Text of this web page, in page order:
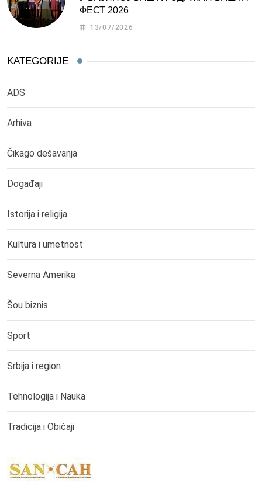
ФЕСТ 2026
13/07/2026
KATEGORIJE
ADS
Arhiva
Čikago dešavanja
Događaji
Istorija i religija
Kultura i umetnost
Severna Amerika
Šou biznis
Sport
Srbija i region
Tehnologija i Nauka
Tradicija i Običaji